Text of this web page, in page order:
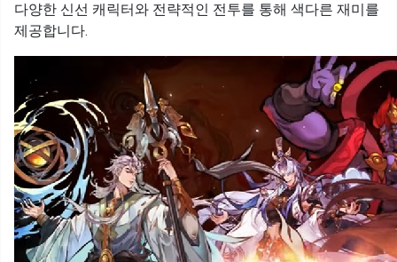
다양한 신선 캐릭터와 전략적인 전투를 통해 색다른 재미를
제공합니다.